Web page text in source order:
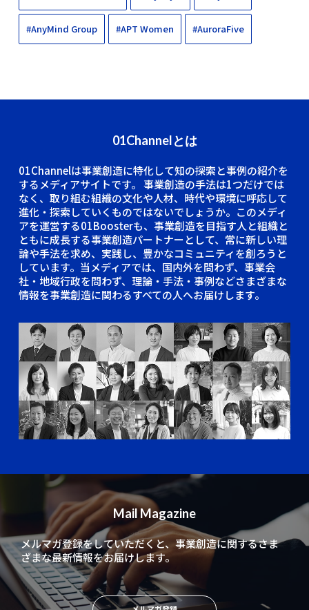
#AnyMind Group #APT Women #AuroraFive
01Channelとは
01Channelは事業創造に特化して知の探索と事例の紹介を
するメディアサイトです。 事業創造の手法は1つだけでは
なく、取り組む組織の文化や人材、時代や環境に呼応して
進化・探索していくものではないでしょうか。このメディ
アを運営する01Boosterも、事業創造を目指す人と組織と
ともに成長する事業創造パートナーとして、常に新しい理
論や手法を求め、実践し、豊かなコミュニティを創ろうと
しています。当メディアでは、国内外を問わず、事業会
社・地域行政を問わず、理論・手法・事例などさまざまな
情報を事業創造に関わるすべての人へお届けします。
Mail Magazine
メルマガ登録をしていただくと、事業創造に関するさま
ざまな最新情報をお届けします。